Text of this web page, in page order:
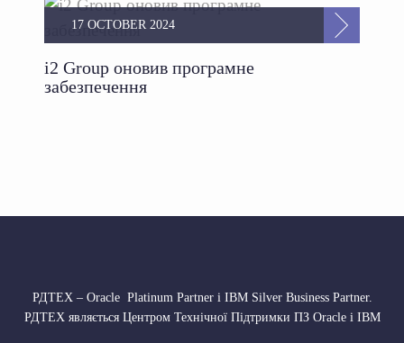
i2 Group оновив програмне
забезпечення
17 OCTOBER 2024
РДТЕХ – Oracle Platinum Partner і IBM Silver Business Partner.
РДТЕХ являється Центром Технічної Підтримки ПЗ Oracle і IBM